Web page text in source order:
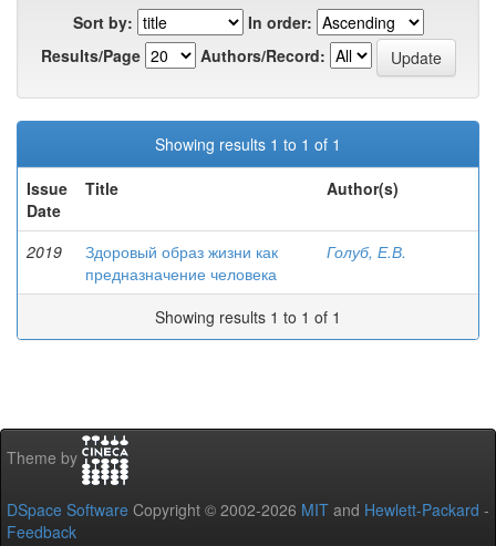
Sort by:
In order:
Results/Page
Authors/Record:
Showing results 1 to 1 of 1
Issue
Date
Title Author(s)
2019
Здоровый образ жизни как
предназначение человека
Голуб, Е.В.
Showing results 1 to 1 of 1
Theme by
DSpace Software Copyright © 2002-2026 MIT and Hewlett-Packard -
Feedback